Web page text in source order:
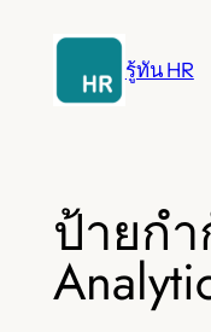
รู้ทัน HR
ป้ายก